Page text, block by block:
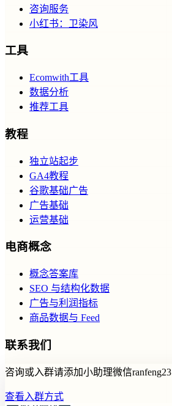
咨询服务
小红书：卫染风
工具
Ecomwith工具
数据分析
推荐工具
教程
独立站起步
GA4教程
谷歌基础广告
广告基础
运营基础
电商概念
概念答案库
SEO 与结构化数据
广告与利润指标
商品数据与 Feed
联系我们
咨询或入群请添加小助理微信ranfeng23
查看入群方式